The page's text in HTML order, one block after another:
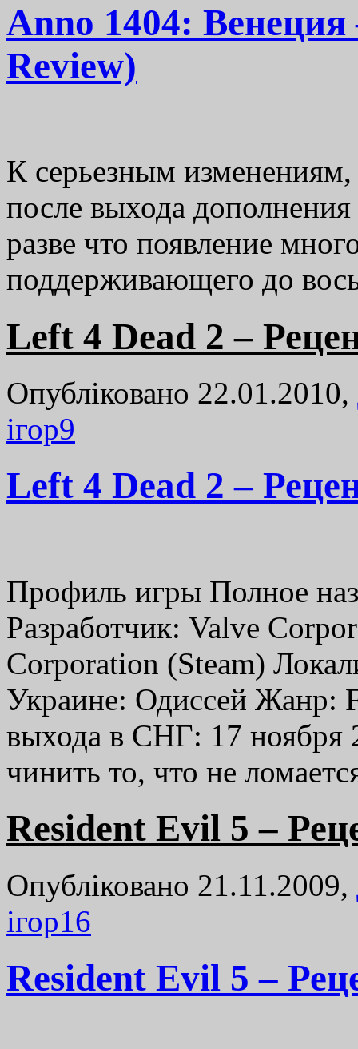
Anno 1404:
Review)
К серьезным
после выхода
разве что появление
поддерживающего до
Left 4 Dead 2 –
Опубліковано 22.01.2010,
ігор9
Left 4 Dead 2 –
Профиль игры Полное
Разработчик: Valve
Corporation (Steam)
Украине: Одиссей Жанр:
выхода в СНГ: 17 ноября
чинить то, что не
Resident Evil 5 –
Опубліковано 21.11.2009,
ігор16
Resident Evil 5 –